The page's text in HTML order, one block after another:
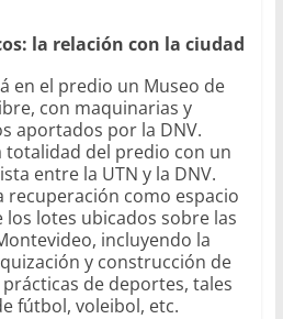
la relación con la ciudad
en el predio un Museo de
con maquinarias y
aportados por la DNV.
totalidad del predio con un
entre la UTN y la DNV.
recuperación como espacio
los lotes ubicados sobre las
incluyendo la
y construcción de
de deportes, tales
fútbol, voleibol, etc.